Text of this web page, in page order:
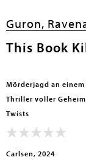
Guron,
This Book
Mörderjagd an
Thriller voller
Twists
Carlsen, 2024